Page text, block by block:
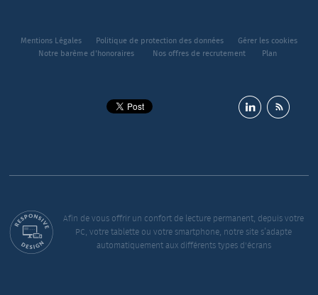
Mentions Légales Politique de protection des données
Gérer les cookies
Notre barème d'honoraires
Nos offres de recrutement Plan
Afin de vous offrir un confort de lecture permanent, depuis votre
PC, votre tablette ou votre smartphone, notre site s’adapte
automatiquement aux différents types d'écrans